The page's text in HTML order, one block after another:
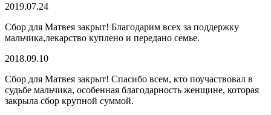
2019.07.24
Сбор для Матвея закрыт! Благодарим всех за поддержку
мальчика,лекарство куплено и передано семье.
2018.09.10
Сбор для Матвея закрыт! Спасибо всем, кто поучаствовал в
судьбе мальчика, особенная благодарность женщине, которая
закрыла сбор крупной суммой.